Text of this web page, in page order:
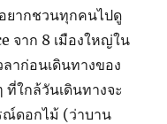
ยากชวนทุกคนไปดู
จาก 8 เมืองใหญ่ใน
ลาก่อนเดินทางของ
ใกล้วันเดินทางจะ
ณ์ดอกไม้ (ว่าบาน